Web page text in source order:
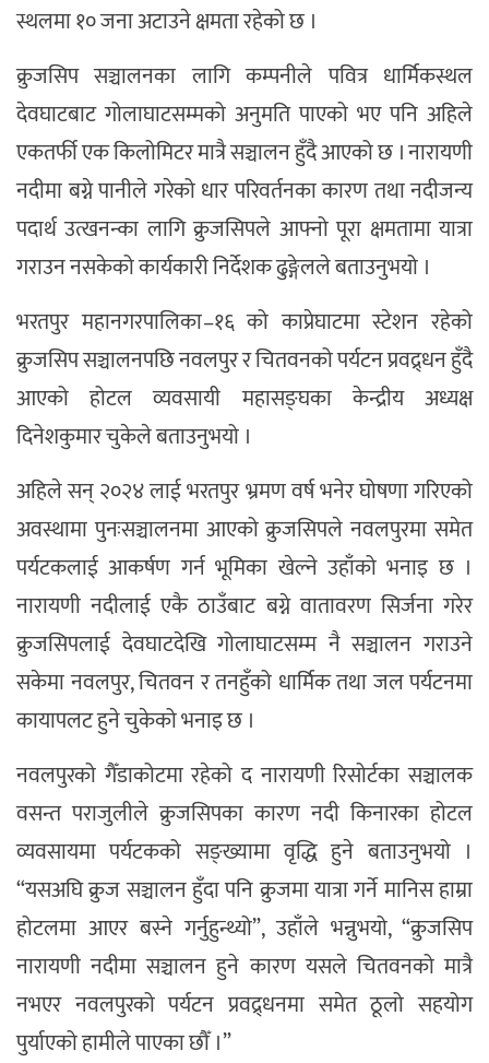
स्थलमा १० जना अटाउने क्षमता रहेको छ ।
क्रुजसिप सञ्चालनका लागि कम्पनीले पवित्र धार्मिकस्थल
देवघाटबाट गोलाघाटसम्मको अनुमति पाएको भए पनि अहिले
एकतर्फी एक किलोमिटर मात्रै सञ्चालन हुँदै आएको छ । नारायणी
नदीमा बग्ने पानीले गरेको धार परिवर्तनका कारण तथा नदीजन्य
पदार्थ उत्खनन्का लागि क्रुजसिपले आफ्नो पूरा क्षमतामा यात्रा
गराउन नसकेको कार्यकारी निर्देशक ढुङ्गेलले बताउनुभयो ।
भरतपुर महानगरपालिका–१६ को काप्रेघाटमा स्टेशन रहेको
क्रुजसिप सञ्चालनपछि नवलपुर र चितवनको पर्यटन प्रवद्र्धन हुँदै
आएको होटल व्यवसायी महासङ्घका केन्द्रीय अध्यक्ष
दिनेशकुमार चुकेले बताउनुभयो ।
अहिले सन् २०२४ लाई भरतपुर भ्रमण वर्ष भनेर घोषणा गरिएको
अवस्थामा पुनःसञ्चालनमा आएको क्रुजसिपले नवलपुरमा समेत
पर्यटकलाई आकर्षण गर्न भूमिका खेल्ने उहाँको भनाइ छ ।
नारायणी नदीलाई एकै ठाउँबाट बग्ने वातावरण सिर्जना गरेर
क्रुजसिपलाई देवघाटदेखि गोलाघाटसम्म नै सञ्चालन गराउने
सकेमा नवलपुर, चितवन र तनहुँको धार्मिक तथा जल पर्यटनमा
कायापलट हुने चुकेको भनाइ छ ।
नवलपुरको गैँडाकोटमा रहेको द नारायणी रिसोर्टका सञ्चालक
वसन्त पराजुलीले क्रुजसिपका कारण नदी किनारका होटल
व्यवसायमा पर्यटकको सङ्ख्यामा वृद्धि हुने बताउनुभयो ।
“यसअघि क्रुज सञ्चालन हुँदा पनि क्रुजमा यात्रा गर्ने मानिस हाम्रा
होटलमा आएर बस्ने गर्नुहुन्थ्यो”, उहाँले भन्नुभयो, “क्रुजसिप
नारायणी नदीमा सञ्चालन हुने कारण यसले चितवनको मात्रै
नभएर नवलपुरको पर्यटन प्रवद्र्धनमा समेत ठूलो सहयोग
पुर्याएको हामीले पाएका छौँ ।”